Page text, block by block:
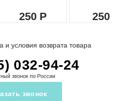
250 250
и условия возврата товара
032-94-24
звонок по России
звонок